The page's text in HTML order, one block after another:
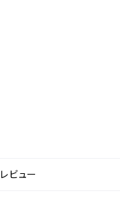
レビュー